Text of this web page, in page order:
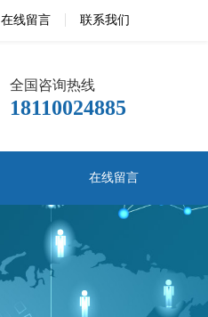
在线留言 联系我们
全国咨询热线
18110024885
在线留言